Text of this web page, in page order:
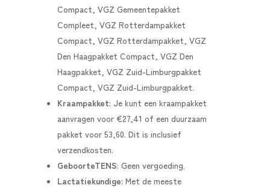
Compact, VGZ Gemeentepakket
Compleet, VGZ Rotterdampakket
Compact, VGZ Rotterdampakket, VGZ
Den Haagpakket Compact, VGZ Den
Haagpakket, VGZ Zuid-Limburgpakket
Compact, VGZ Zuid-Limburgpakket.
Kraampakket: Je kunt een kraampakket
aanvragen voor €27,41 of een duurzaam
pakket voor 53,60. Dit is inclusief
verzendkosten.
GeboorteTENS: Geen vergoeding.
Lactatiekundige:Met de meeste